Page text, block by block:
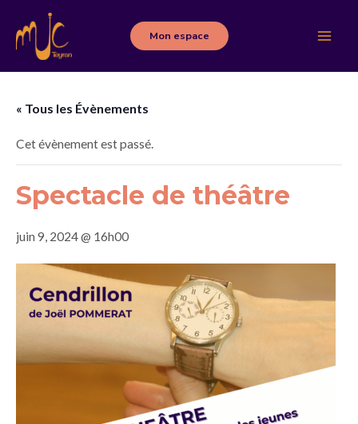
contenu
Mon espace
« Tous les Évènements
Cet évènement est passé.
Spectacle de théâtre
juin 9, 2024 @ 16h00